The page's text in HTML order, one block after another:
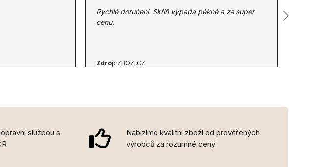
Rychlé doručení. Skříň vypadá pěkně a za super
cenu.
Zdroj: ZBOZI.CZ
službou s
Nabízíme kvalitní zboží od prověřených
výrobců za rozumné ceny